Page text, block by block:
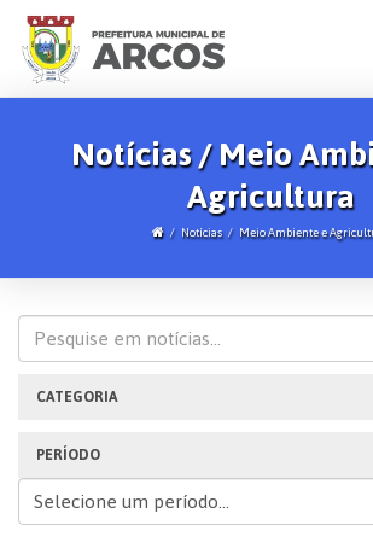
Notícias / Meio
Agricultura
Notícias Meio Ambiente e
CATEGORIA
PERÍODO